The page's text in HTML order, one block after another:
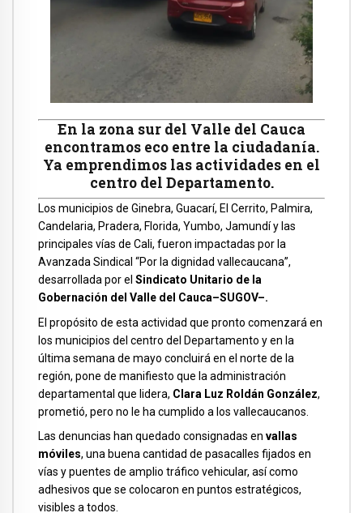
En la zona sur del Valle del Cauca
encontramos eco entre la ciudadanía.
Ya emprendimos las actividades en el
centro del Departamento.
Los municipios de Ginebra, Guacarí, El Cerrito, Palmira,
Candelaria, Pradera, Florida, Yumbo, Jamundí y las
principales vías de Cali, fueron impactadas por la
Avanzada Sindical “Por la dignidad vallecaucana”,
desarrollada por el Sindicato Unitario de la
Gobernación del Valle del Cauca–SUGOV–.
El propósito de esta actividad que pronto comenzará en
los municipios del centro del Departamento y en la
última semana de mayo concluirá en el norte de la
región, pone de manifiesto que la administración
departamental que lidera, Clara Luz Roldán González,
prometió, pero no le ha cumplido a los vallecaucanos.
Las denuncias han quedado consignadas en vallas
móviles, una buena cantidad de pasacalles fijados en
vías y puentes de amplio tráfico vehicular, así como
adhesivos que se colocaron en puntos estratégicos,
visibles a todos.